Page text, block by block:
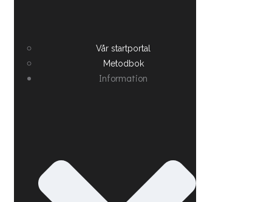
Vår startportal
Metodbok
Information